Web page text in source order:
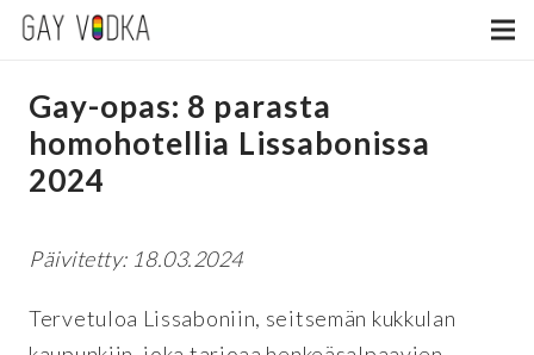
Gay-opas: 8 parasta
homohotellia Lissabonissa
2024
Päivitetty: 18.03.2024
Tervetuloa Lissaboniin, seitsemän kukkulan